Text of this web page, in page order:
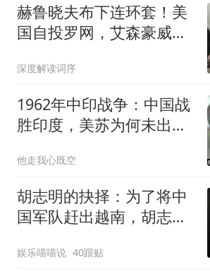
赫鲁晓夫布下连环套！美
国自投罗网，艾森豪威尔
深度解读词序
1962年中印战争：中国战
胜印度，美苏为何未出兵
他走我心既空
胡志明的抉择：为了将中
国军队赶出越南，胡志明
娱乐喵喵说 40跟贴